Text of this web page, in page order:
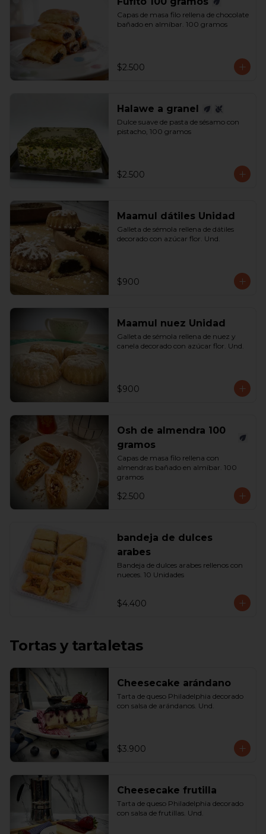
Capas de masa filo rellena de chocolate
bañado en almíbar. 100 gramos
$2.500
Halawe a granel
Dulce suave de pasta de sésamo con
pistacho, 100 gramos
$2.500
Maamul dátiles Unidad
Galleta de sémola rellena de dátiles
decorado con azúcar flor. Und.
$900
Maamul nuez Unidad
Galleta de sémola rellena de nuez y
canela decorado con azúcar flor. Und.
$900
Osh de almendra 100
gramos
Capas de masa filo rellena con
almendras bañado en almíbar. 100
gramos
$2.500
bandeja de dulces
arabes
Bandeja de dulces arabes rellenos con
nueces. 10 Unidades
$4.400
Tortas y tartaletas
Cheesecake arándano
Tarta de queso Philadelphia decorado
con salsa de arándanos. Und.
$3.900
Cheesecake frutilla
Tarta de queso Philadelphia decorado
con salsa de frutillas. Und.